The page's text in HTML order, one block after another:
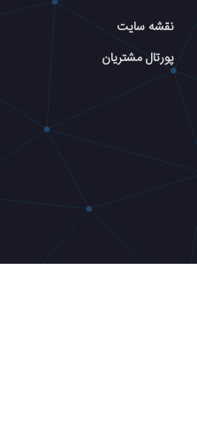
نقشه سایت
پورتال مشتریان